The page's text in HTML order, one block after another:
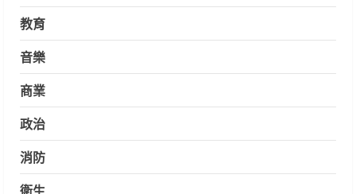
教育
音樂
商業
政治
消防
衛生